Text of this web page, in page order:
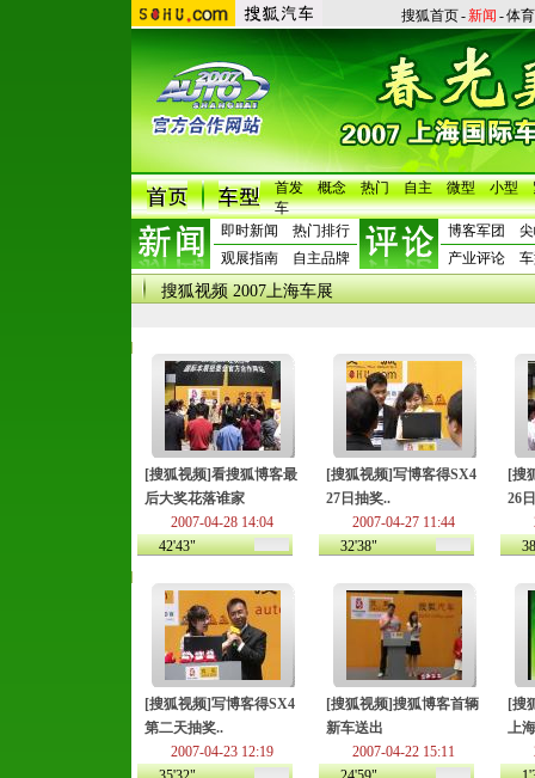
搜狐首页-新闻 -体育
首发 概念 热门 自主 微型 小型
车
即时新闻
热门排行
观展指南
自主品牌
博客军团
产业评论
搜狐视频 2007上海车展
[搜狐视频]看搜狐博客最
后大奖花落谁家
2007-04-28 14:04
42'43"
[搜狐视频]写博客得SX4
27日抽奖..
2007-04-27 11:44
32'38"
[搜
26
[搜狐视频]写博客得SX4
第二天抽奖..
2007-04-23 12:19
[搜狐视频]搜狐博客首辆
新车送出
2007-04-22 15:11
[搜
上